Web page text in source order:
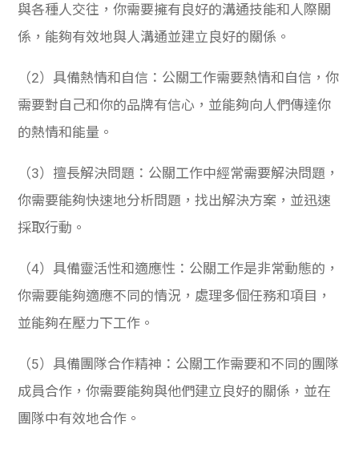
與各種人交往，你需要擁有良好的溝通技能和人際關
係，能夠有效地與人溝通並建立良好的關係。
（2）具備熱情和自信：公關工作需要熱情和自信，你
需要對自己和你的品牌有信心，並能夠向人們傳達你
的熱情和能量。
（3）擅長解決問題：公關工作中經常需要解決問題，
你需要能夠快速地分析問題，找出解決方案，並迅速
採取行動。
（4）具備靈活性和適應性：公關工作是非常動態的，
你需要能夠適應不同的情況，處理多個任務和項目，
並能夠在壓力下工作。
（5）具備團隊合作精神：公關工作需要和不同的團隊
成員合作，你需要能夠與他們建立良好的關係，並在
團隊中有效地合作。